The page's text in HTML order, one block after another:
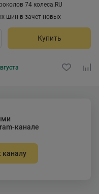
74 колеса.RU
шин в зачет новых
Купить
канале
каналу